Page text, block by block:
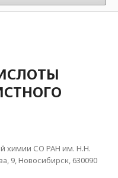
химии СО РАН им. Н.Н.
9, Новосибирск, 630090